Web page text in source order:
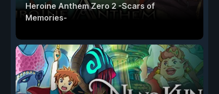
Heroine Anthem Zero 2 -Scars of
Memories-